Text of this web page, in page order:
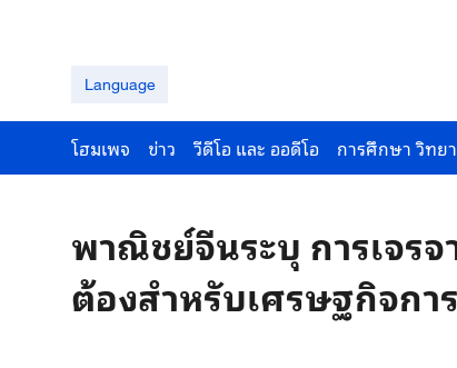
Language
โฮมเพจ ข่าว วีดีโอ และ ออดีโอ การศึกษา วิทย
พาณิชย์จีนระบุ การเจร
ต้องสำหรับเศรษฐกิจกา